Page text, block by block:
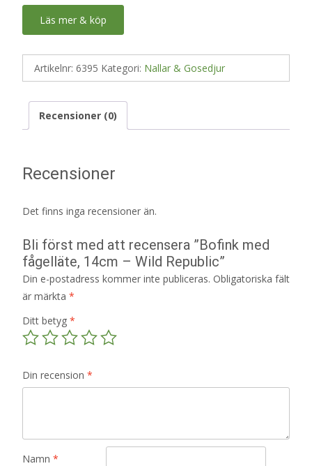
Läs mer & köp
Artikelnr: 6395 Kategori: Nallar & Gosedjur
Recensioner (0)
Recensioner
Det finns inga recensioner än.
Bli först med att recensera ”Bofink med
fågelläte, 14cm – Wild Republic”
Din e-postadress kommer inte publiceras. Obligatoriska fält
är märkta *
Ditt betyg *
Din recension *
Namn *